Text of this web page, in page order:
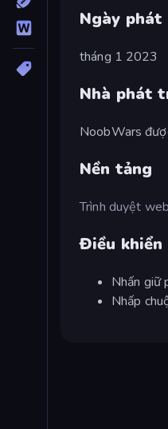
Ngày phát
tháng 1 2023
Nhà phát
NoobWars
Nền tảng
Trình duyệt
Điều khiển
Nhấn giữ
Nhấp